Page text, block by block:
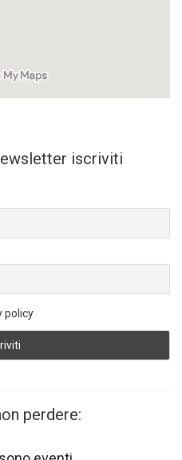
iscriviti
policy
perdere: